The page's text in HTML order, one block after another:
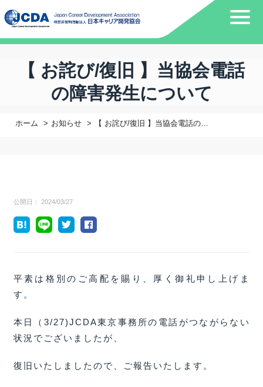
【 お詫び/復旧 】当協会電話
の障害発生について
ホーム お知らせ 【 お詫び/復旧 】当協会電話の障害発生について
公開日： 2024/03/27
平素は格別のご高配を賜り、厚く御礼申し上げま
す。
本日（3/27)JCDA東京事務所の電話がつながらない
状況でございましたが、
復旧いたしましたので、ご報告いたします。